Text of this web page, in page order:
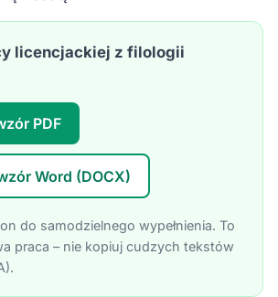
licencjackiej z filologii
PDF
Word (DOCX)
do samodzielnego wypełnienia. To
praca – nie kopiuj cudzych tekstów